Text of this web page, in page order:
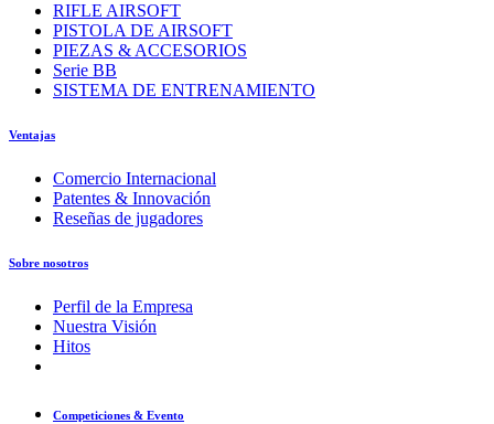
RIFLE AIRSOFT
PISTOLA DE AIRSOFT
PIEZAS & ACCESORIOS
Serie BB
SISTEMA DE ENTRENAMIENTO
Ventajas
Comercio Internacional
Patentes & Innovación
Reseñas de jugadores
Sobre nosotros
Perfil de la Empresa
Nuestra Visión
Hitos
Competiciones & Evento